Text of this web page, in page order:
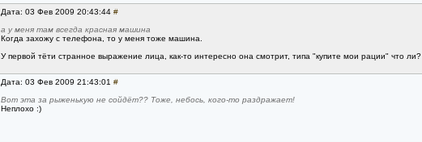
Дата: 03 Фев 2009 20:43:44 #
а у меня там всегда красная машина
Когда захожу с телефона, то у меня тоже машина.
У первой тёти странное выражение лица, как-то интересно она смотрит, типа "купите мои рации" что ли?
Дата: 03 Фев 2009 21:43:01 #
Вот эта за рыженькую не сойдёт?? Тоже, небось, кого-то раздражает!
Неплохо :)